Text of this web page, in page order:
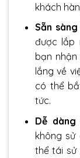
khách
Sẵn
được lắp
bạn
lắng về
có thể
tức.
Dễ
không
thể tái sử